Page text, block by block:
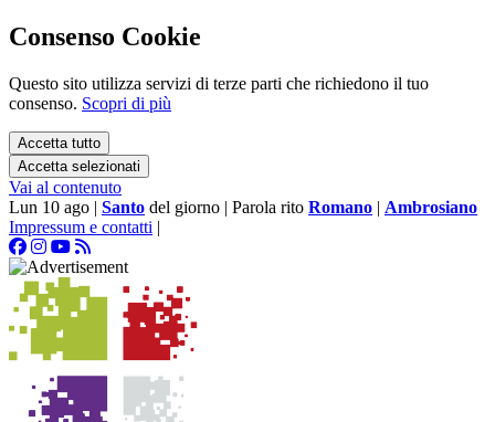
Consenso Cookie
Questo sito utilizza servizi di terze parti che richiedono il tuo
consenso. Scopri di più
Accetta tutto
Accetta selezionati
Vai al contenuto
Lun 10 ago | Santo del giorno | Parola rito Romano | Ambrosiano
Impressum e contatti |